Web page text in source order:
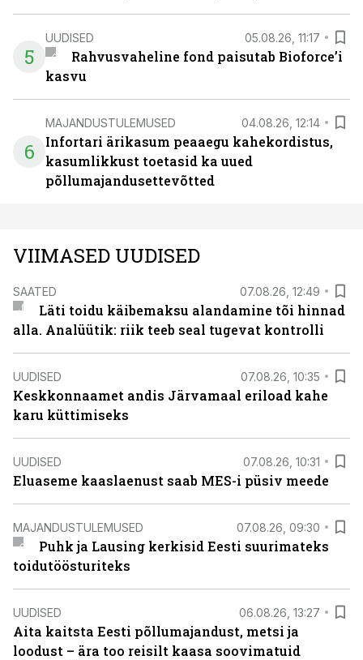
5
UUDISED 05.08.26, 11:17
Rahvusvaheline fond paisutab Bioforce’i
kasvu
6
MAJANDUSTULEMUSED 04.08.26, 12:14
Infortari ärikasum peaaegu kahekordistus,
kasumlikkust toetasid ka uued
põllumajandusettevõtted
VIIMASED UUDISED
SAATED 07.08.26, 12:49
Läti toidu käibemaksu alandamine tõi hinnad
alla. Analüütik: riik teeb seal tugevat kontrolli
UUDISED 07.08.26, 10:35
Keskkonnaamet andis Järvamaal eriload kahe
karu küttimiseks
UUDISED 07.08.26, 10:31
Eluaseme kaaslaenust saab MES-i püsiv meede
MAJANDUSTULEMUSED 07.08.26, 09:30
Puhk ja Lausing kerkisid Eesti suurimateks
toidutöösturiteks
UUDISED 06.08.26, 13:27
Aita kaitsta Eesti põllumajandust, metsi ja
loodust – ära too reisilt kaasa soovimatuid